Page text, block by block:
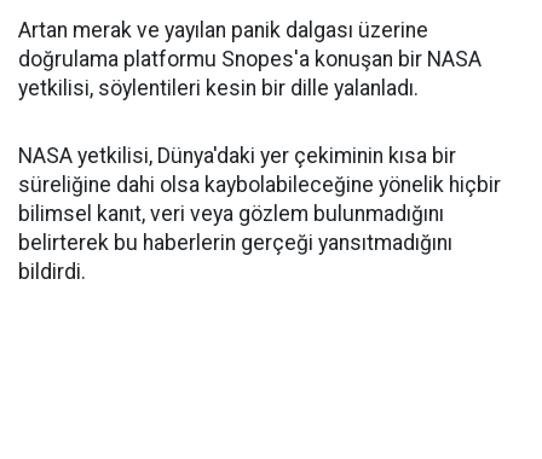
Artan merak ve yayılan panik dalgası üzerine
doğrulama platformu Snopes'a konuşan bir NASA
yetkilisi, söylentileri kesin bir dille yalanladı.
NASA yetkilisi, Dünya'daki yer çekiminin kısa bir
süreliğine dahi olsa kaybolabileceğine yönelik hiçbir
bilimsel kanıt, veri veya gözlem bulunmadığını
belirterek bu haberlerin gerçeği yansıtmadığını
bildirdi.